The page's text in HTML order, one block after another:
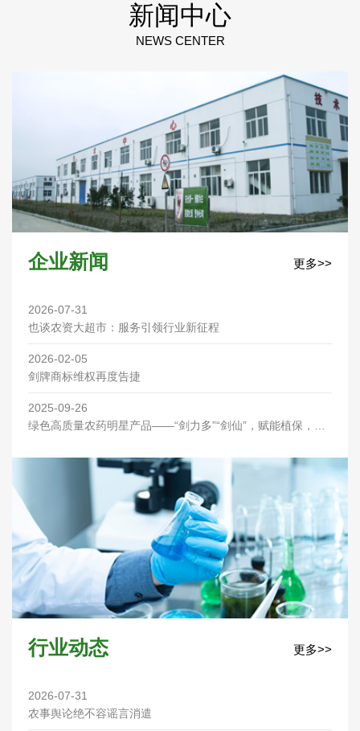
新闻中心
NEWS CENTER
企业新闻 更多>>
2026-07-31
也谈农资大超市：服务引领行业新征程
2026-02-05
剑牌商标维权再度告捷
2025-09-26
绿色高质量农药明星产品——“剑力多”“剑仙”，赋能植保，优
行业动态 更多>>
2026-07-31
农事舆论绝不容谣言消遣